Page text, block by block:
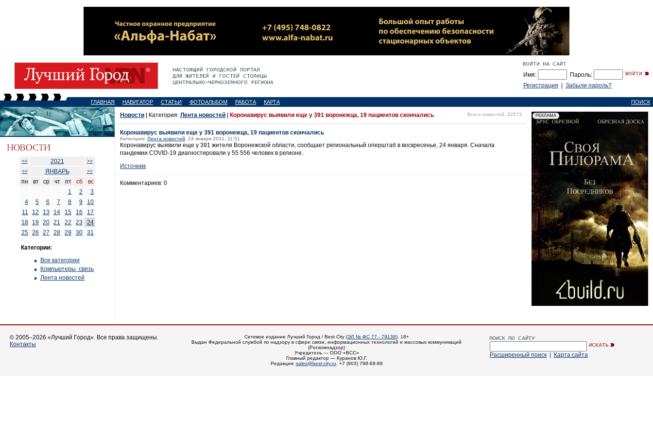
Имя:
Пароль:
Регистрация
Забыли пароль?
ГЛАВНАЯ НАВИГАТОР СТАТЬИ ФОТОАЛЬБОМ РАБОТА КАРТА ПОИСК
<< 2021
>>
<<
ЯНВАРЬ >>
пн вт ср чт пт сб
вс
1
2
3
4
5 6 7 8 9
10
11
12 13 14 15 16
17
18
19 20 21 22 23
24
25 26 27 28 29 30 31
Категории:
Все категории
Компьютеры, связь
Лента новостей
Новости | Категория: Лента новостей Коронавирус выявили еще у 391 воронежца, 19 пациентов скончались Всего новостей: 32573
Коронавирус выявили еще у 391 воронежца, 19 пациентов скончались
Категория: Лента новостей , 24 января 2021, 11:51
Коронавирус выявили еще у 391 жителя Воронежской области, сообщает региональный оперштаб в воскресенье, 24 января. Сначала
пандемии COVID-19 диагностировали у 55 556 человек в регионе.
Источник
Комментариев: 0
© 2005–2026 «Лучший Город». Все права защищены.
Контакты
Сетевое издание Лучший Город / Best City (ЭЛ № ФС 77 - 79138), 18+
Выдан Федеральной службой по надзору в сфере связи, информационных технологий и массовых коммуникаций
(Роскомнадзор)
Учредитель — ООО «ВСС»
Главный редактор — Куранов Ю.Г.
Редакция: sales@best-city.ru , +7 (903) 798-68-89
Расширенный поиск Карта сайта